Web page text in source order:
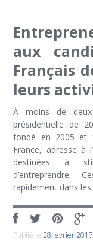
aux
Français
leurs
À moins de
présidentielle de
fondé en 2005 et
France, adresse à
destinées à
d’entreprendre.
rapidement dans
Publié le28 février 2017